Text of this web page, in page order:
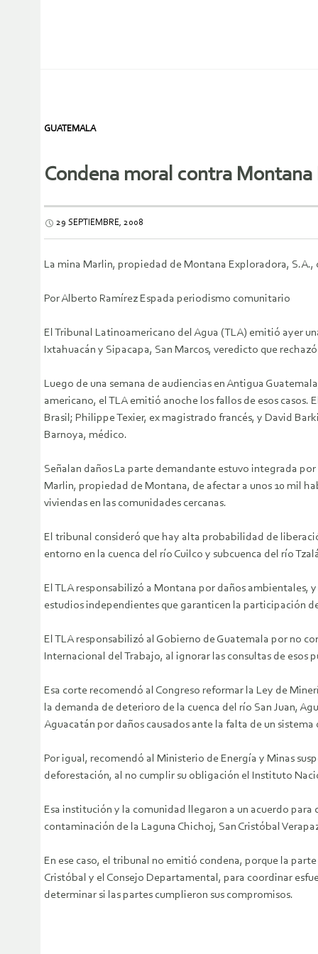
GUATEMALA
Condena moral contra
29 SEPTIEMBRE, 2008
La mina Marlin, propiedad de Montana Exploradora,
Por Alberto Ramírez Espada periodismo comunitario
El Tribunal Latinoamericano del Agua (TLA) emitió ayer
Ixtahuacán y Sipacapa, San Marcos, veredicto que
Luego de una semana de audiencias en Antigua
americano, el TLA emitió anoche los fallos de esos casos.
Brasil; Philippe Texier, ex magistrado francés, y David
Barnoya, médico.
Señalan daños La parte demandante estuvo integrada
Marlin, propiedad de Montana, de afectar a unos 10 mil
viviendas en las comunidades cercanas.
El tribunal consideró que hay alta probabilidad de
entorno en la cuenca del río Cuilco y subcuenca del río
El TLA responsabilizó a Montana por daños ambientales,
estudios independientes que garanticen la participación
El TLA responsabilizó al Gobierno de Guatemala por no
Internacional del Trabajo, al ignorar las consultas de esos
Esa corte recomendó al Congreso reformar la Ley de
la demanda de deterioro de la cuenca del río San Juan,
Aguacatán por daños causados ante la falta de un
Por igual, recomendó al Ministerio de Energía y Minas
deforestación, al no cumplir su obligación el Instituto
Esa institución y la comunidad llegaron a un acuerdo
contaminación de la Laguna Chichoj, San Cristóbal
En ese caso, el tribunal no emitió condena, porque la
Cristóbal y el Consejo Departamental, para coordinar
determinar si las partes cumplieron sus compromisos.